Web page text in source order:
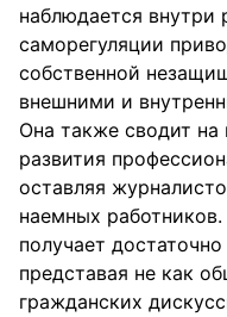
наблюдается внутри
саморегуляции
собственной
внешними и
Она также сводит на
развития
оставляя
наемных
получает
представая не как
гражданских